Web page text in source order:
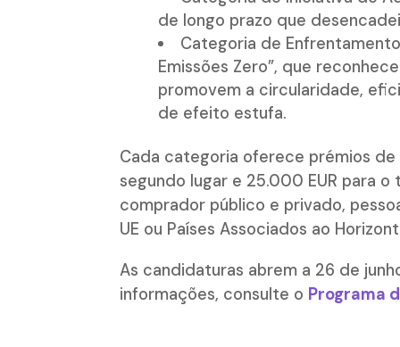
de longo prazo que
Categoria de
Emissões Zero”, que
promovem a circularidade,
de efeito estufa.
Cada categoria oferece prémios de
segundo lugar e 25.000 EUR para
comprador público e privado,
UE ou Países Associados ao
As candidaturas abrem a 26 de
informações, consulte o Programa